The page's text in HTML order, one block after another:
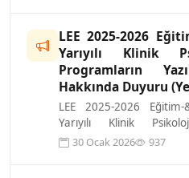
LEE 2025-2026
Yarıyılı Klinik
Programların
Hakkında Duyuru
LEE 2025-2026
Yarıyılı Klinik
Programların Yazılı
30 Ocak 2026 937